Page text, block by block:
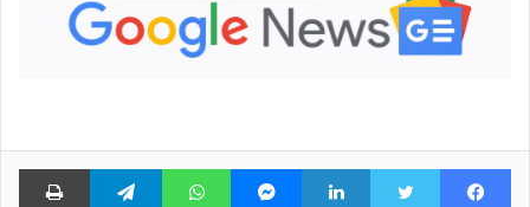
فيسبوك لينكدإن ماسنجر واتساب تيلقرام